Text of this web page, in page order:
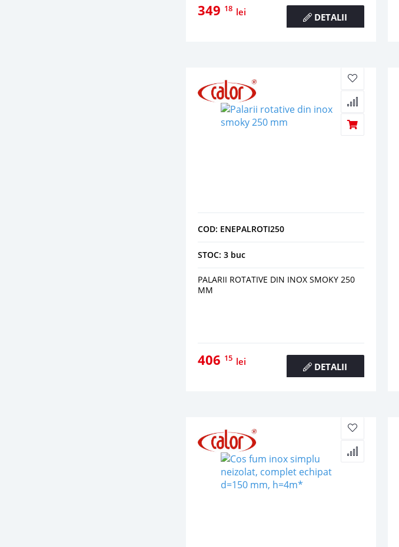
349 18 lei DETALII
COD: ENEPALROTI250
STOC: 3 buc
PALARII ROTATIVE DIN INOX SMOKY 250
MM
406 15 lei DETALII